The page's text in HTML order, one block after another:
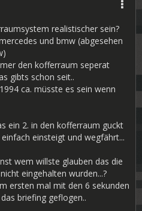
realistischer sein?
und bmw (abgesehen
den kofferraum seperat
gibts schon seit..
ca. müsste es sein wenn
ein 2. in den kofferraum guckt
einsteigt und wegfährt...
wem willste glauben das die
eingehalten wurden...?
ersten mal mit den 6 sekunden
briefing geflogen..